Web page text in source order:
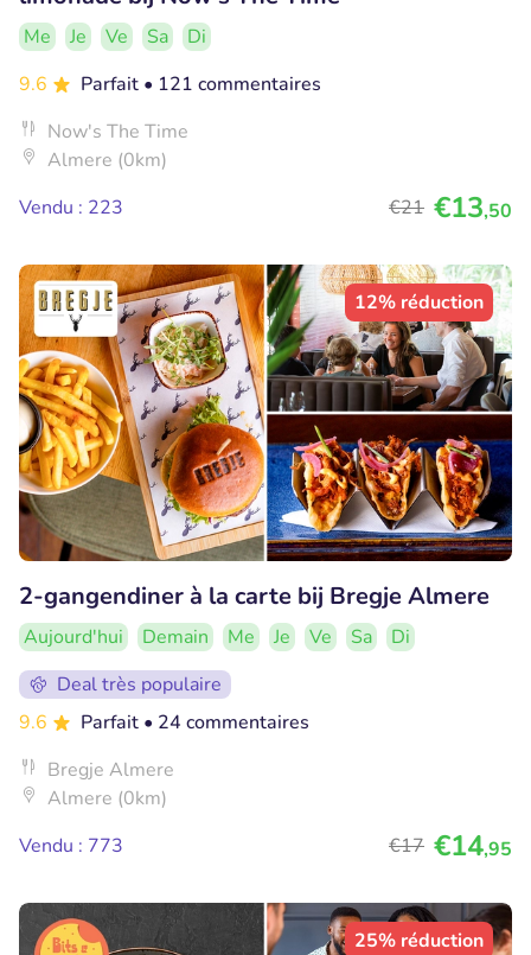
Me Je Ve Sa
Di
9.6
Parfait • 121 commentaires
Now's The Time
Almere (0km)
Vendu : 223
€21 €13,50
12% réduction
2-gangendiner à la carte bij Bregje Almere
Aujourd'hui Demain Me Je Ve Sa
Di
Deal très populaire
9.6
Parfait • 24 commentaires
Bregje Almere
Almere (0km)
Vendu : 773
€17 €14,95
25% réduction